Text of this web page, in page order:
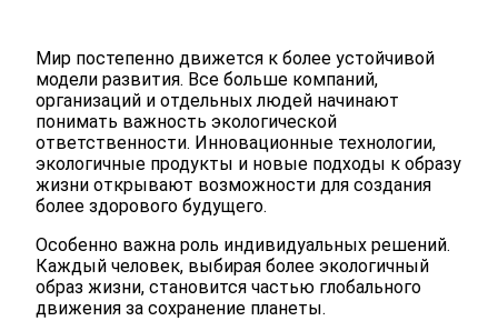
Мир постепенно движется к более устойчивой
модели развития. Все больше компаний,
организаций и отдельных людей начинают
понимать важность экологической
ответственности. Инновационные технологии,
экологичные продукты и новые подходы к образу
жизни открывают возможности для создания
более здорового будущего.
Особенно важна роль индивидуальных решений.
Каждый человек, выбирая более экологичный
образ жизни, становится частью глобального
движения за сохранение планеты.